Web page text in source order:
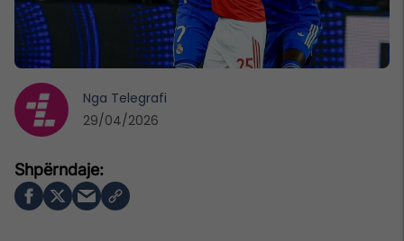
Nga Telegrafi
29/04/2026